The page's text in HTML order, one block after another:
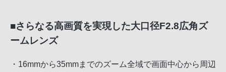
■さらなる高画質を実現した大口径F2.8広角ズ
ームレンズ
・16mmから35mmまでのズーム全域で画面中心から周辺